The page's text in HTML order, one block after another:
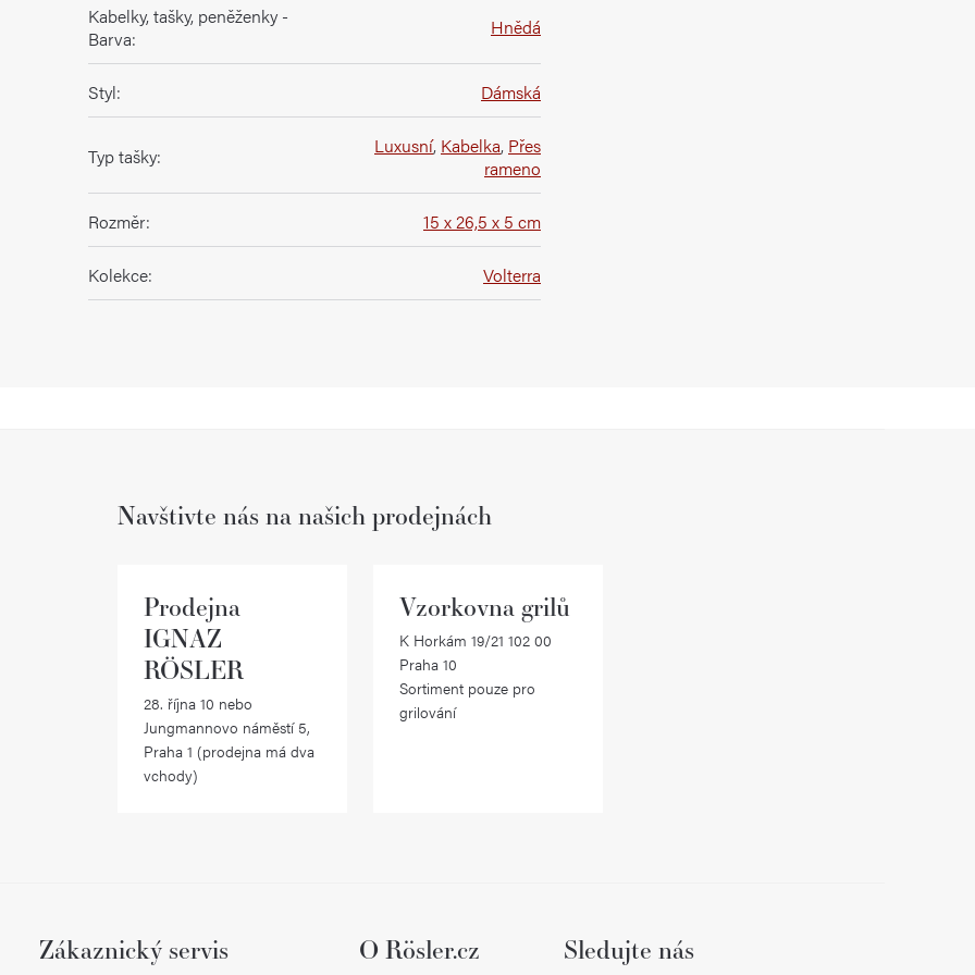
Kabelky, tašky, peněženky -
Barva: Hnědá
Styl: Dámská
Typ tašky: Luxusní, Kabelka, Přes
rameno
Rozměr: 15 x 26,5 x 5 cm
Kolekce: Volterra
Navštivte nás na našich prodejnách
Prodejna
IGNAZ
RÖSLER
28. října 10 nebo
Jungmannovo náměstí 5,
Praha 1 (prodejna má dva
vchody)
Vzorkovna grilů
K Horkám 19/21 102 00
Praha 10
Sortiment pouze pro
grilování
Zákaznický servis O Rösler.cz Sledujte nás